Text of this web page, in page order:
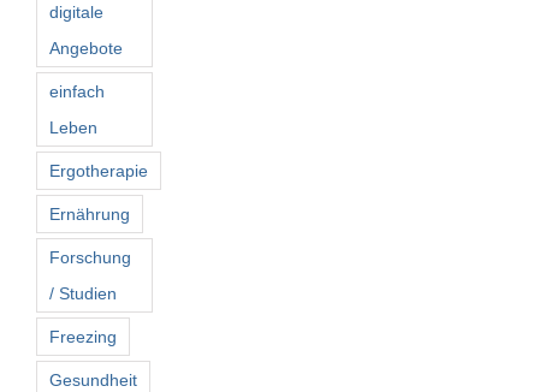
digitale
Angebote
einfach
Leben
Ergotherapie
Ernährung
Forschung
/ Studien
Freezing
Gesundheit